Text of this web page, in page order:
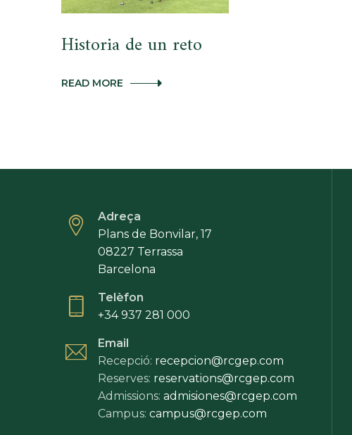
Historia de un reto
READ MORE HISTORIA
Adreça
Plans de Bonvilar, 17
08227 Terrassa
Barcelona
Telèfon
+34 937 281 000
Email
Recepció: recepcion@rcgep.com
Reserves: reservations@rcgep.com
Admissions: admisiones@rcgep.com
Campus: campus@rcgep.com